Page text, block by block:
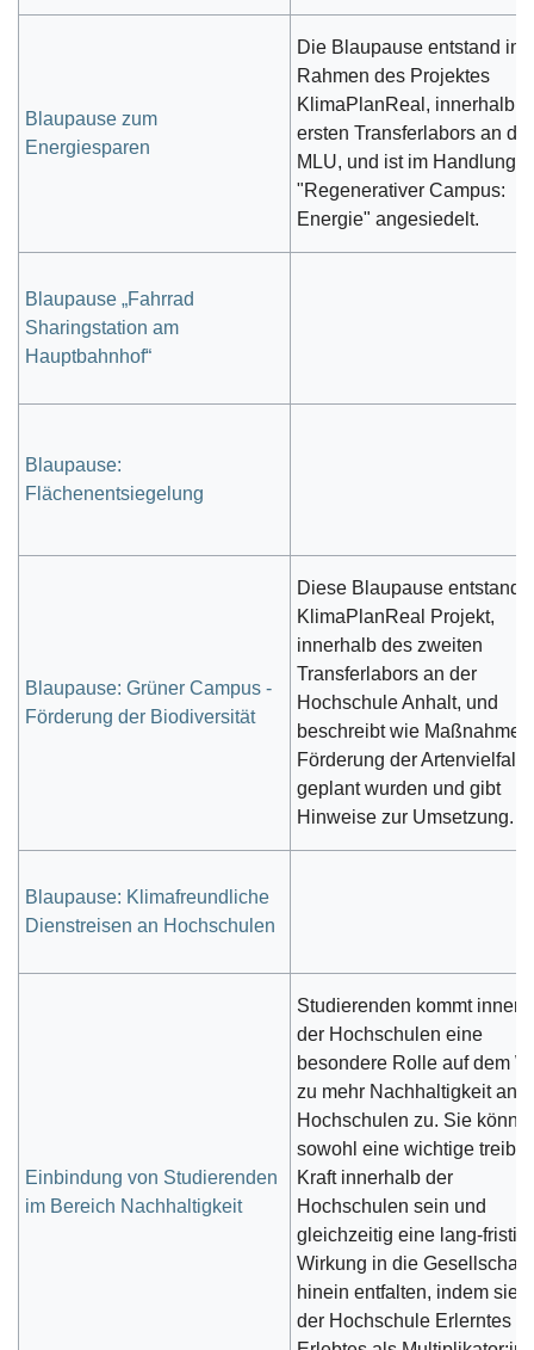
Blaupause zum
Energiesparen
Die Blaupause entstand im
Rahmen des Projektes
KlimaPlanReal, innerhalb
ersten Transferlabors an der
MLU, und ist im
"Regenerativer Campus:
Energie" angesiedelt.
Blaupause „Fahrrad
Sharingstation am
Hauptbahnhof“
Blaupause:
Flächenentsiegelung
Blaupause: Grüner Campus -
Förderung der Biodiversität
Diese Blaupause entstand
KlimaPlanReal Projekt,
innerhalb des zweiten
Transferlabors an der
Hochschule Anhalt, und
beschreibt wie
Förderung der Artenvielfalt
geplant wurden und gibt
Hinweise zur Umsetzung.
Blaupause: Klimafreundliche
Dienstreisen an Hochschulen
Einbindung von Studierenden
im Bereich Nachhaltigkeit
Studierenden kommt
der Hochschulen eine
besondere Rolle auf dem
zu mehr Nachhaltigkeit an
Hochschulen zu. Sie
sowohl eine wichtige
Kraft innerhalb der
Hochschulen sein und
gleichzeitig eine lang-
Wirkung in die Gesellschaft
hinein entfalten, indem sie
der Hochschule Erlerntes